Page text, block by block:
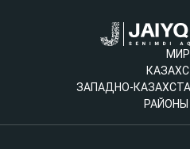
МИР
ЗАПАДНО-